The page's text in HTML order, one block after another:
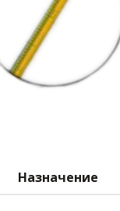
Назначение